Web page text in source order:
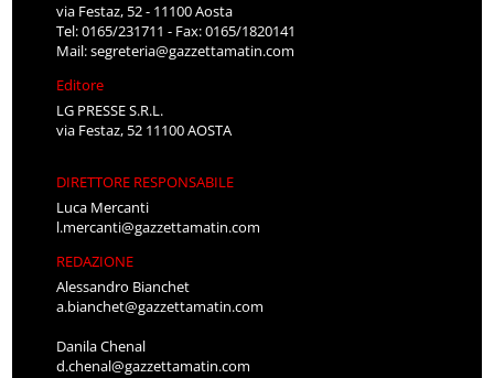
via Festaz, 52 - 11100 Aosta
Tel: 0165/231711 - Fax: 0165/1820141
Mail:segreteria@gazzettamatin.com
Editore
LG PRESSE S.R.L.
via Festaz, 52 11100 AOSTA
DIRETTORE RESPONSABILE
Luca Mercanti
l.mercanti@gazzettamatin.com
REDAZIONE
Alessandro Bianchet
a.bianchet@gazzettamatin.com
Danila Chenal
d.chenal@gazzettamatin.com